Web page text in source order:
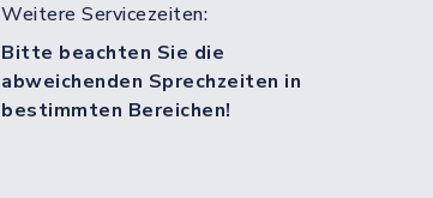
Weitere Servicezeiten:
Bitte beachten Sie die
abweichenden Sprechzeiten in
bestimmten Bereichen!